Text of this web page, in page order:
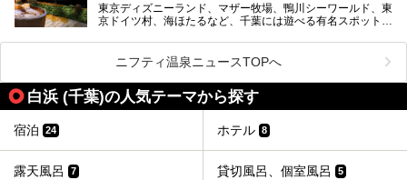
今回は人気のこの施設の中でも、特におススメしたい3つの
ポイントについて厳選してお届けします。読めばきっと、行
東京ディズニーランド、マザー牧場、鴨川シーワールド、東
京ドイツ村、海ほたるなど、千葉には遊べる有名スポットが
県で生まれ、千葉県で育ち、つい最近まで千葉在住だった私
がお勧めする、一度は入るべき千葉の温泉・スパ34選をま
とめました。
ニフティ温泉ニュースTOPへ
白浜 (千葉)の人気テーマから探す
宿泊 24 ホテル 8
露天風呂 7 貸切風呂、個室風呂 5